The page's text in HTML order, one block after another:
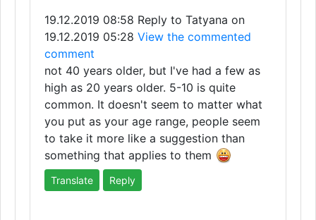
19.12.2019 08:58 Reply to Tatyana on
19.12.2019 05:28 View the commented
comment
not 40 years older, but I've had a few as
high as 20 years older. 5-10 is quite
common. It doesn't seem to matter what
you put as your age range, people seem
to take it more like a suggestion than
something that applies to them
Translate Reply